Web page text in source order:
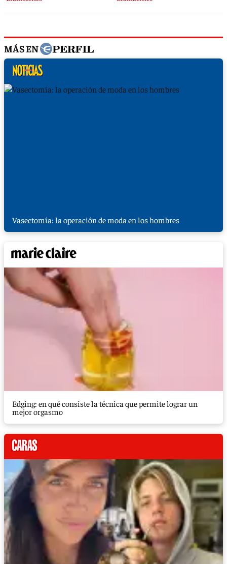
MÁS EN
Vasectomía: la operación de moda en los hombres
Edging: en qué consiste la técnica que permite lograr un
mejor orgasmo